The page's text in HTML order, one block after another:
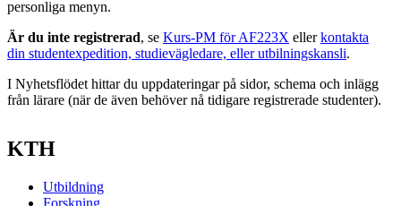
personliga menyn.
Är du inte registrerad, se Kurs-PM för AF223X ellerkontakta
din studentexpedition, studievägledare, eller utbilningskansli.
I Nyhetsflödet hittar du uppdateringar på sidor, schema och inlägg
från lärare (när de även behöver nå tidigare registrerade studenter).
KTH
Utbildning
Forskning